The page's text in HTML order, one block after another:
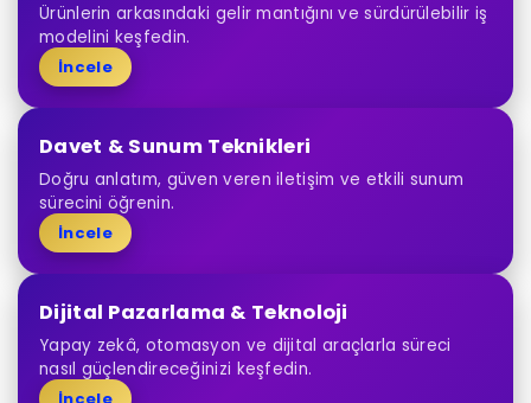
Ürünlerin arkasındaki gelir mantığını ve sürdürülebilir iş
modelini keşfedin.
İncele
Davet & Sunum Teknikleri
Doğru anlatım, güven veren iletişim ve etkili sunum
sürecini öğrenin.
İncele
Dijital Pazarlama & Teknoloji
Yapay zekâ, otomasyon ve dijital araçlarla süreci
nasıl güçlendireceğinizi keşfedin.
İncele